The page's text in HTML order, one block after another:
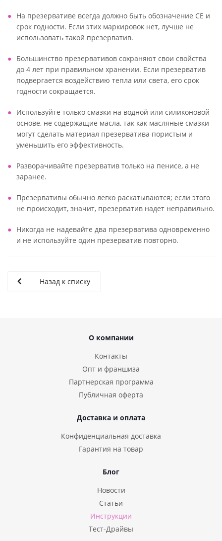
На презервативе всегда должно быть обозначение CE и
срок годности. Если этих маркировок нет, лучше не
использовать такой презерватив.
Большинство презервативов сохраняют свои свойства
до 4 лет при правильном хранении. Если презерватив
подвергается воздействию тепла или света, его срок
годности сокращается.
Используйте только смазки на водной или силиконовой
основе, не содержащие масла, так как масляные смазки
могут сделать материал презерватива пористым и
уменьшить его эффективность.
Разворачивайте презерватив только на пенисе, а не
заранее.
Презервативы обычно легко раскатываются; если этого
не происходит, значит, презерватив надет неправильно.
Никогда не надевайте два презерватива одновременно
и не используйте один презерватив повторно.
Назад к списку
О компании
Контакты
Опт и франшиза
Партнерская программа
Публичная оферта
Доставка и оплата
Конфиденциальная доставка
Гарантия на товар
Блог
Новости
Статьи
Инструкции
Тест-Драйвы